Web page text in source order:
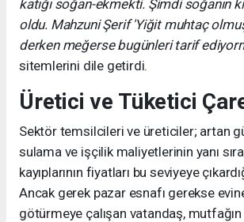
katığı soğan-ekmekti. Şimdi soğanın
oldu. Mahzuni Şerif 'Yiğit muhtaç
derken meğerse bugünleri tarif
sitemlerini dile getirdi.
Üretici ve Tüketici
Sektör temsilcileri ve üreticiler; artan
sulama ve işçilik maliyetlerinin yanı
kayıplarının fiyatları bu seviyeye
Ancak gerek pazar esnafı gerekse
götürmeye çalışan vatandaş,